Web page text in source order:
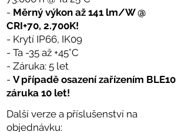
- Měrný výkon až 141 lm/W @
CRI+70, 2.700K!
- Krytí IP66, IK09
- Ta -35 až +45°C
- Záruka: 5 let
- V případě osazení zařízením BLE10
záruka 10 let!
Další verze a příslušenství na
objednávku: